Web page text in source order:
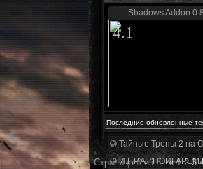
Shadows Addon
4.1
Последние обновленные
Тайные Тропы 2 на
И.Г.Р.А. "ПОИГАРЕМ
Страница6из6 « 1 2 3